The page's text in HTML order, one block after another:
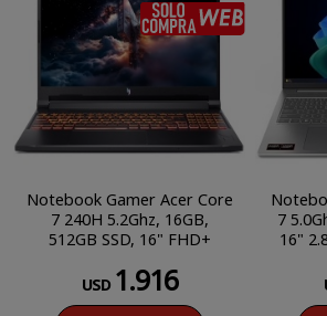
Notebook Gamer Acer Core
7 240H 5.2Ghz, 16GB,
512GB SSD, 16" FHD+
USD 1.916
7
16"